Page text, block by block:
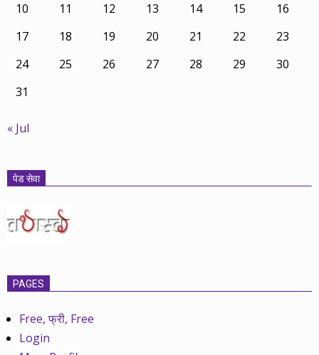
10
11 12 13 14 15
16
17
18 19 20 21 22
23
24
25 26 27 28 29
30
31
« Jul
पेड सेवा
PAGES
Free, फ्री, Free
Login